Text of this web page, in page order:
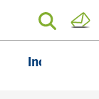
Inchieste